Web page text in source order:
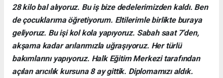
28 kilo bal alıyoruz. Bu iş bize dedelerimizden kaldı. Ben
de çocuklarıma öğretiyorum. Eltilerimle birlikte buraya
geliyoruz. Bu işi kol kola yapıyoruz. Sabah saat 7’den,
akşama kadar arılarımızla uğraşıyoruz. Her türlü
bakımlarını yapıyoruz. Halk Eğitim Merkezi tarafından
açılan arıcılık kursuna 8 ay gittik. Diplomamızı aldık.